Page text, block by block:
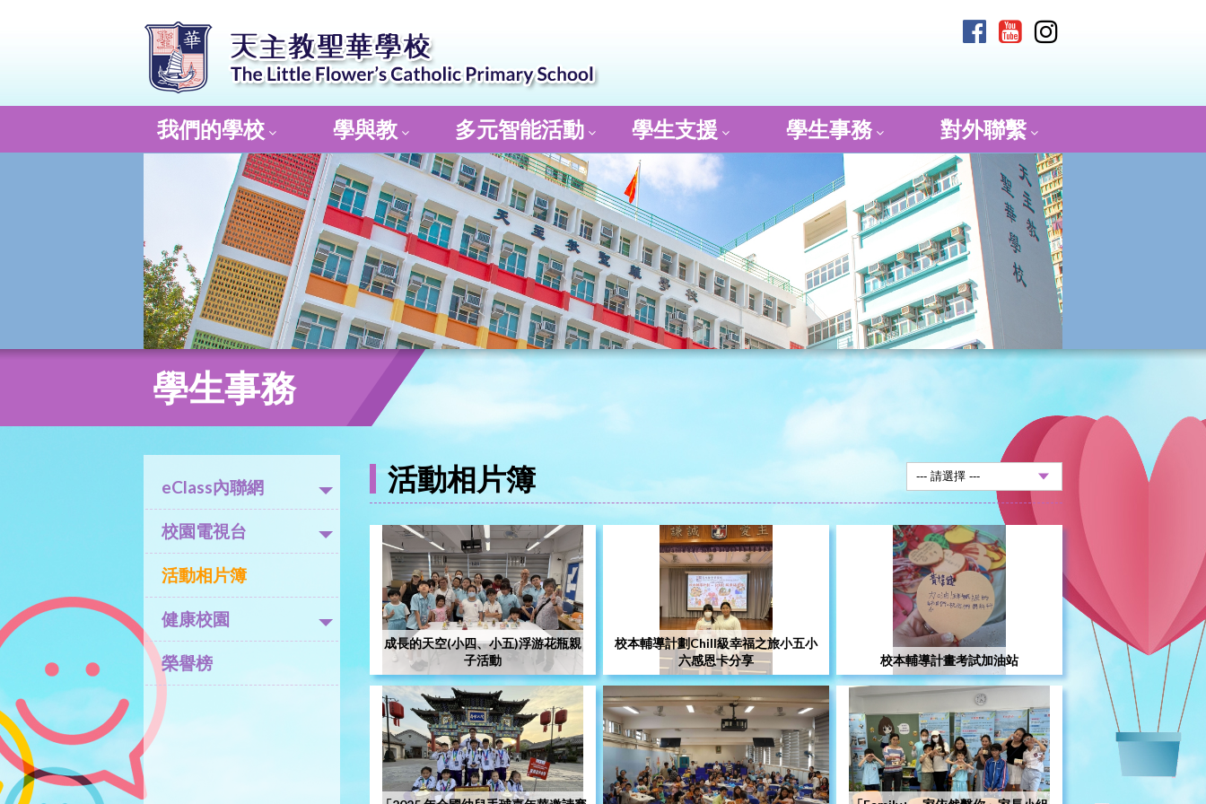
我們的學校 學與教 多元智能活動 學生支援 學生事務 對外聯繫
學生事務
eClass內聯網
校園電視台
活動相片簿
健康校園
榮譽榜
活動相片簿
成長的天空(小四、小五)浮游花瓶親
子活動
校本輔導計劃Chill級幸福之旅小五小
六感恩卡分享
校本輔導計畫考試加油站